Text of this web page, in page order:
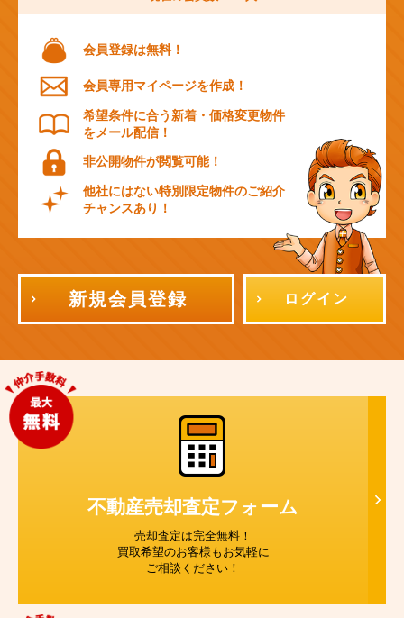
会員登録は無料！
会員専用マイページを作成！
希望条件に合う新着・価格変更物件
をメール配信！
非公開物件が閲覧可能！
他社にはない特別限定物件のご紹介
チャンスあり！
新規会員登録 ログイン
不動産売却査定フォーム
売却査定は完全無料！
買取希望のお客様もお気軽に
ご相談ください！